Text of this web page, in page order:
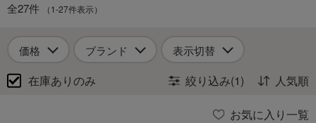
全27件 （1-27件表示）
価格 ブランド 表示切替
在庫ありのみ 絞り込み(1) 人気順
お気に入り一覧